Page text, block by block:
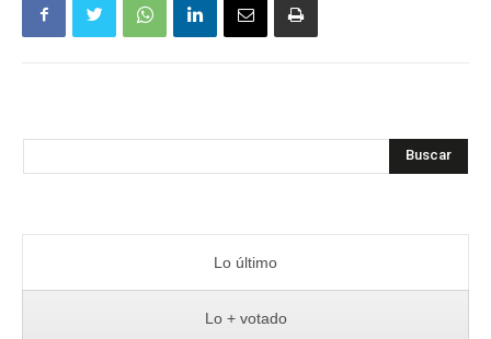
Buscar
Lo último
Lo + votado